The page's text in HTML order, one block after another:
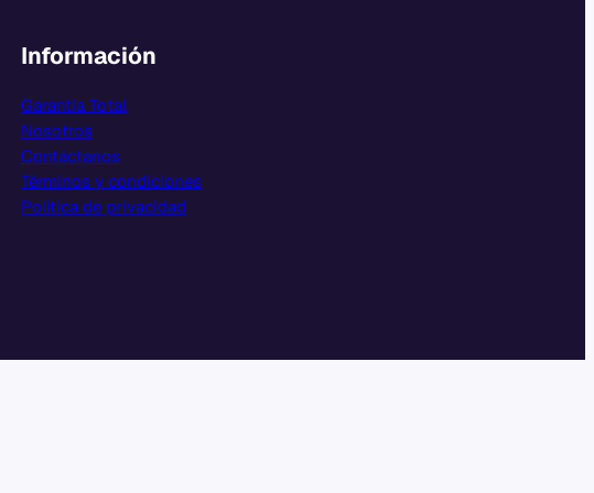
Información
Garantía Total
Nosotros
Contáctanos
Términos y condiciones
Política de privacidad